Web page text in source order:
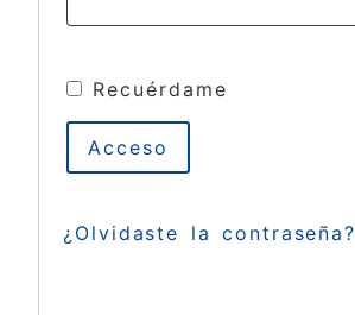
Recuérdame
Acceso
¿Olvidaste la contraseña?